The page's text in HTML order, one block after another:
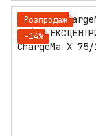
Розпродаж
−14%